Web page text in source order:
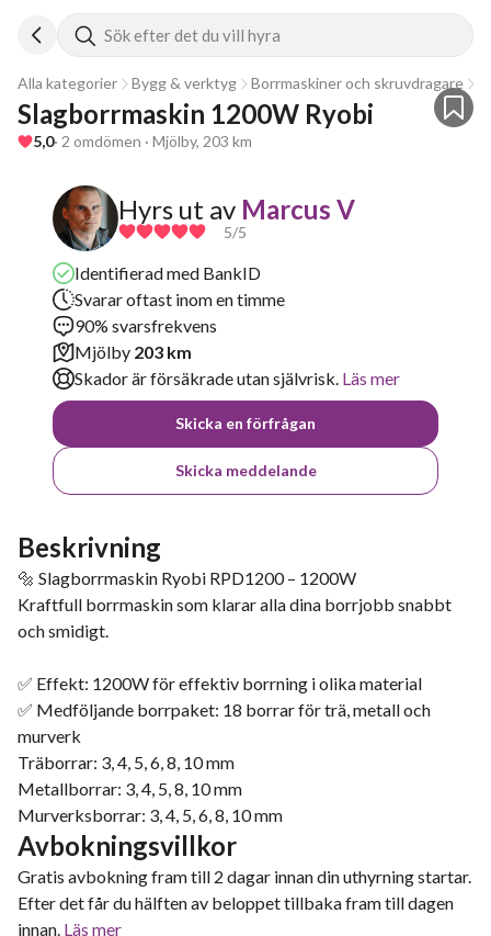
Sök efter det du vill hyra
Alla kategorier Bygg & verktyg Borrmaskiner och skruvdragare
Slagborrmaskin 1200W Ryobi
5,0· 2 omdömen · Mjölby, 203 km
Hyrs ut av Marcus V
5/5
Identifierad med BankID
Svarar oftast inom en timme
90% svarsfrekvens
Mjölby 203 km
Skador är försäkrade utan självrisk. Läs mer
Skicka en förfrågan
Skicka meddelande
Beskrivning
🔩 Slagborrmaskin Ryobi RPD1200 – 1200W
Kraftfull borrmaskin som klarar alla dina borrjobb snabbt
och smidigt.
✅ Effekt: 1200W för effektiv borrning i olika material
✅ Medföljande borrpaket: 18 borrar för trä, metall och
murverk
Träborrar: 3, 4, 5, 6, 8, 10 mm
Metallborrar: 3, 4, 5, 8, 10 mm
Murverksborrar: 3, 4, 5, 6, 8, 10 mm
Avbokningsvillkor
Gratis avbokning fram till 2 dagar innan din uthyrning startar.
Efter det får du hälften av beloppet tillbaka fram till dagen
innan. Läs mer